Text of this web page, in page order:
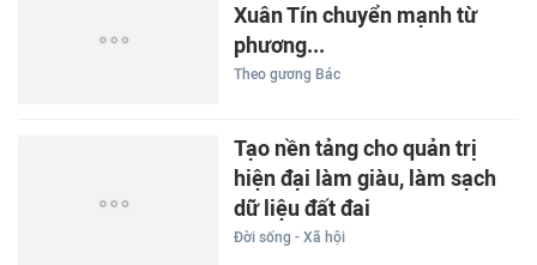
Xuân Tín chuyển mạnh từ
phương...
Theo gương Bác
Tạo nền tảng cho quản trị
hiện đại làm giàu, làm sạch
dữ liệu đất đai
Đời sống - Xã hội